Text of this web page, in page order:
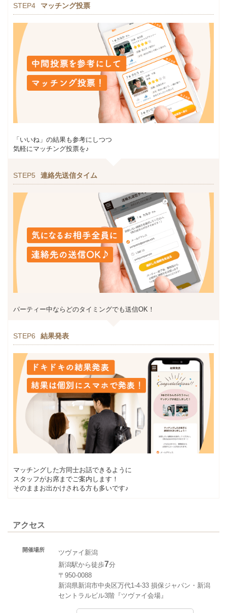
STEP4 マッチング投票
「いいね」の結果も参考にしつつ
気軽にマッチング投票を♪
STEP5 連絡先送信タイム
パーティー中ならどのタイミングでも送信OK！
STEP6 結果発表
マッチングした方同士お話できるように
スタッフがお席までご案内します！
そのままお出かけされる方も多いです♪
アクセス
開催場所
ツヴァイ新潟
新潟駅から徒歩7分
〒950-0088
新潟県新潟市中央区万代1-4-33 損保ジャパン・新潟
セントラルビル3階『ツヴァイ会場』